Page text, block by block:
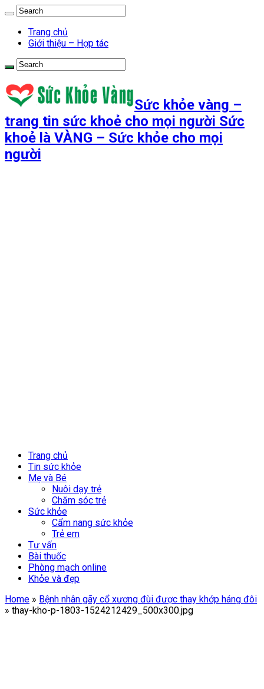
Trang chủ
Giới thiệu – Hợp tác
Sức khỏe vàng –
trang tin sức khoẻ cho mọi người Sức
khoẻ là VÀNG – Sức khỏe cho mọi
người
Trang chủ
Tin sức khỏe
Mẹ và Bé
Nuôi dạy trẻ
Chăm sóc trẻ
Sức khỏe
Cẩm nang sức khỏe
Trẻ em
Tư vấn
Bài thuốc
Phòng mạch online
Khỏe và đẹp
Home » Bệnh nhân gãy cổ xương đùi được thay khớp háng đôi
» thay-kho-p-1803-1524212429_500x300.jpg